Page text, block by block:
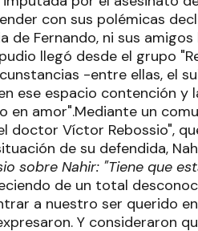
con sus polémicas
de Fernando, ni sus
llegó desde el grupo
-entre ellas, el
ese espacio contención y
en amor".Mediante un
doctor Víctor Rebossio",
de su defendida,
sobre Nahir: "Tiene que
de un total
a nuestro ser querido
Y consideraron